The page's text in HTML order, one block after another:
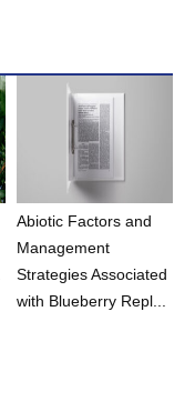
Abiotic Factors and
Management
Strategies Associated
with Blueberry Repl...